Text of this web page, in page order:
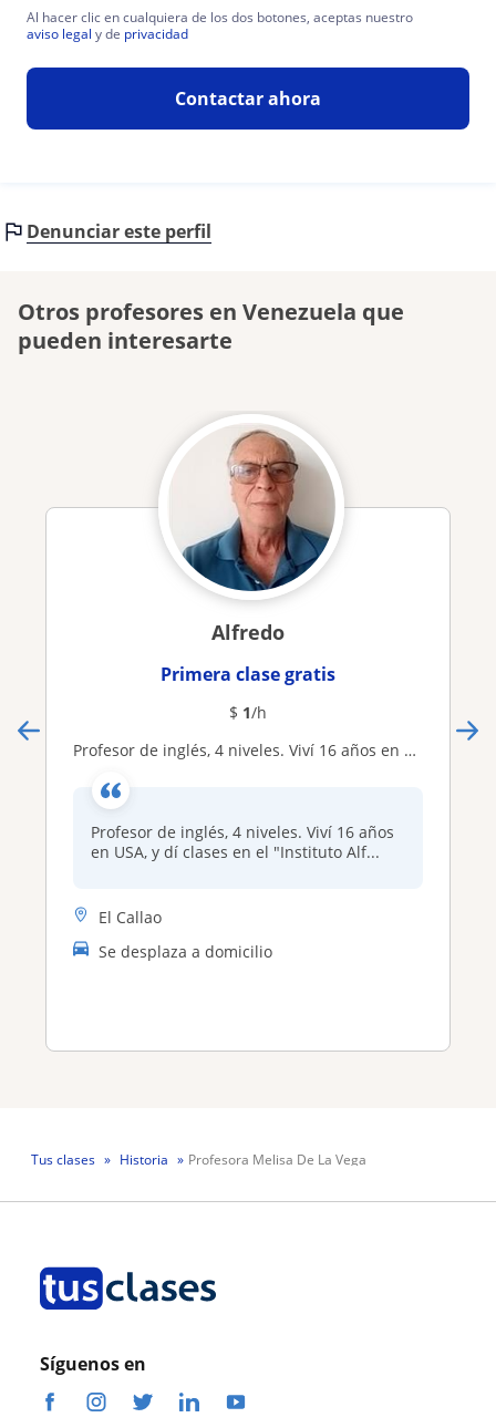
Al hacer clic en cualquiera de los dos botones, aceptas nuestro
aviso legal y de privacidad
Contactar ahora
Denunciar este perfil
Otros profesores en Venezuela que
pueden interesarte
Alfredo
Primera clase gratis
$ 1/h
Profesor de inglés, 4 niveles. Viví 16 años en USA, y dí clases en el "Instituto Alfa", San Cristóbal, doy clases a domicilio
Profesor de inglés, 4 niveles. Viví 16 años
en USA, y dí clases en el "Instituto Alf...
El Callao
Se desplaza a domicilio
Tus clases Historia Profesora Melisa De La Vega
Síguenos en